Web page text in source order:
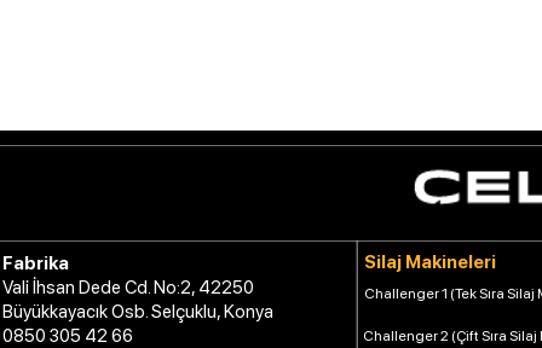
Fabrika
Vali İhsan Dede Cd. No:2, 42250
Büyükkayacık Osb. Selçuklu, Konya
0850 305 42 66
Silaj Makineleri
Challenger 1 (Tek Sıra
Challenger 2 (Çift Sıra